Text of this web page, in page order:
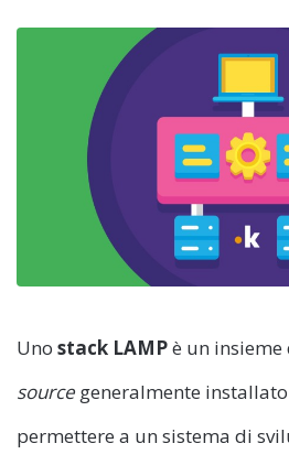
Uno stack LAMPè un
source generalmente
permettere a un sistema di